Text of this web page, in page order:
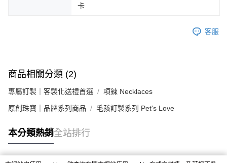
卡
客服
商品相關分類 (2)
專屬訂製｜客製化送禮首選 項鍊 Necklaces
原創珠寶｜品牌系列商品 毛孩訂製系列 Pet's Love
本分類熱銷全站排行